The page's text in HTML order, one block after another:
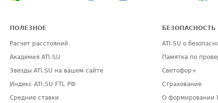
ПОЛЕЗНОЕ
Расчет расстояний
Академия ATI.SU
Звезды ATI.SU на вашем сайте
Индекс ATI.SU FTL РФ
Средние ставки
БЕЗОПАСНОСТЬ
ATI.SU о
Памятка по
Светофор+
Страхование
О формировании